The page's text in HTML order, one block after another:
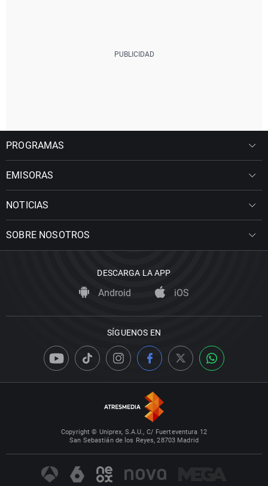
PROGRAMAS
EMISORAS
NOTICIAS
SOBRE NOSOTROS
DESCARGA LA APP
Android iOS
SÍGUENOS EN
Copyright © Uniprex, S.A.U., C/ Fuerteventura 12
San Sebastián de los Reyes, 28703 Madrid